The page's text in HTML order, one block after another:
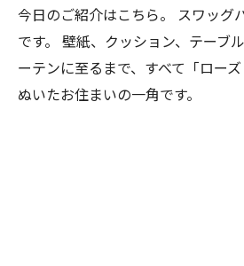
今日のご紹介はこちら。
スワッグ
です。 壁紙、クッション、テーブ
ーテンに至るまで、すべて「ロー
ぬいたお住まいの一角です。